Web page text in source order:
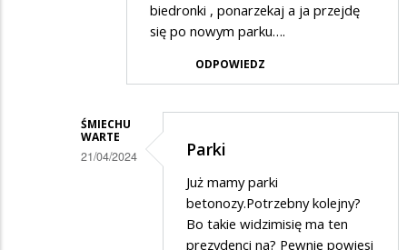
biedronki , ponarzekaj a ja przejdę
się po nowym parku….
ODPOWIEDZ
ŚMIECHU
WARTE
21/04/2024 Parki
Już mamy parki
betonozy.Potrzebny kolejny?
Bo takie widzimisię ma ten
prezydenci na? Pewnie powiesi